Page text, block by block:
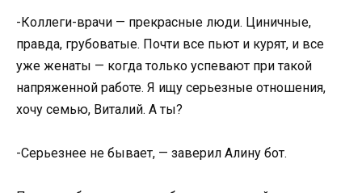
-Коллеги-врачи — прекрасные люди. Циничные,
правда, грубоватые. Почти все пьют и курят, и все
уже женаты — когда только успевают при такой
напряженной работе. Я ищу серьезные отношения,
хочу семью, Виталий. А ты?
-Серьезнее не бывает, — заверил Алину бот.